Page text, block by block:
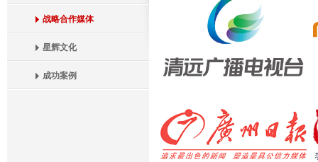
战略合作媒体
星辉文化
成功案例